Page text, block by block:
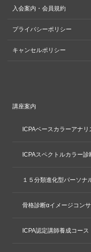
入会案内・会員規約
プライバシーポリシー
キャンセルポリシー
講座案内
ICPAベースカラーアナ
ICPAスペクトルカラー
１５分類進化型パーソ
骨格診断αイメージコン
ICPA認定講師養成コース